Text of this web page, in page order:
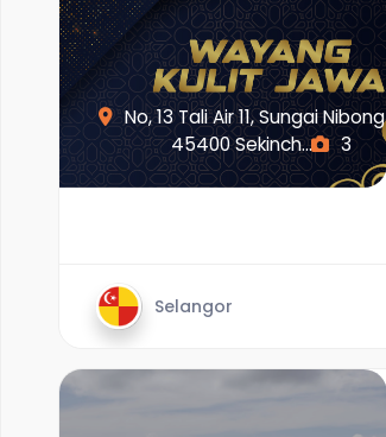
No, 13 Tali Air 11, Sungai Nibong
45400 Sekinch...
3
Selangor